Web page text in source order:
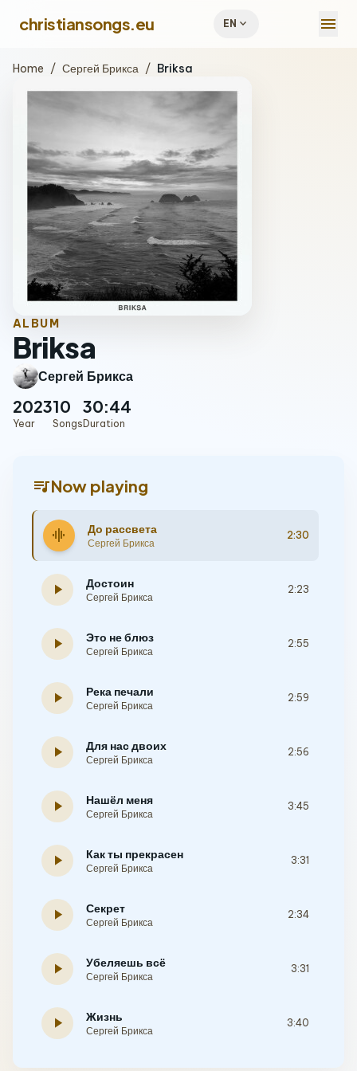
christiansongs.eu EN expand_more menu
Home / Сергей Брикса / Briksa
ALBUM
Briksa
Сергей Брикса
2023
Year
10
Songs
30:44
Duration
queue_musicNow playing
graphic_eq До рассвета
Сергей Брикса
2:30
play_arrow Достоин
Сергей Брикса
2:23
play_arrow Это не блюз
Сергей Брикса
2:55
play_arrow Река печали
Сергей Брикса
2:59
play_arrow Для нас двоих
Сергей Брикса
2:56
play_arrow Нашёл меня
Сергей Брикса
3:45
play_arrow Как ты прекрасен
Сергей Брикса
3:31
play_arrow Секрет
Сергей Брикса
2:34
play_arrow Убеляешь всё
Сергей Брикса
3:31
play_arrow Жизнь
Сергей Брикса
3:40